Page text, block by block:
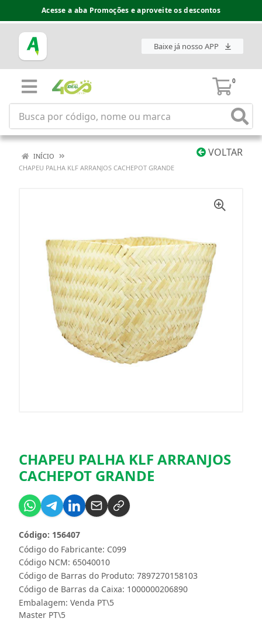
Acesse a aba Promoções e aproveite os descontos
Baixe já nosso APP
0
VOLTAR
INÍCIO
CHAPEU PALHA KLF ARRANJOS CACHEPOT GRANDE
CHAPEU PALHA KLF ARRANJOS
CACHEPOT GRANDE
Código do Fabricante: C099
Código: 156407
Código NCM: 65040010
Código de Barras do Produto: 7897270158103
Código de Barras da Caixa: 1000000206890
Embalagem: Venda PT\5
Master PT\5